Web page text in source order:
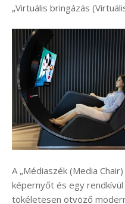
„Virtuális bringázás
A „Médiaszék (Media
képernyőt és egy
tökéletesen ötvöző